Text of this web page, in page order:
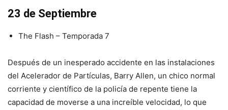
23 de Septiembre
The Flash – Temporada 7
Después de un inesperado accidente en las instalaciones
del Acelerador de Partículas, Barry Allen, un chico normal
corriente y científico de la policía de repente tiene la
capacidad de moverse a una increíble velocidad, lo que